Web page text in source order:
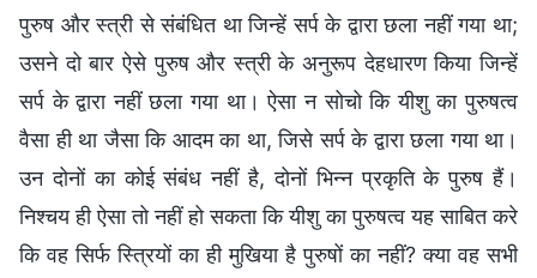
पुरुष और स्त्री से संबंधित था जिन्हें सर्प के द्वारा छला नहीं गया था;
उसने दो बार ऐसे पुरुष और स्त्री के अनुरूप देहधारण किया जिन्हें
सर्प के द्वारा नहीं छला गया था। ऐसा न सोचो कि यीशु का पुरुषत्व
वैसा ही था जैसा कि आदम का था, जिसे सर्प के द्वारा छला गया था।
उन दोनों का कोई संबंध नहीं है, दोनों भिन्न प्रकृति के पुरुष हैं।
निश्चय ही ऐसा तो नहीं हो सकता कि यीशु का पुरुषत्व यह साबित करे
कि वह सिर्फ स्त्रियों का ही मुखिया है पुरुषों का नहीं? क्या वह सभी